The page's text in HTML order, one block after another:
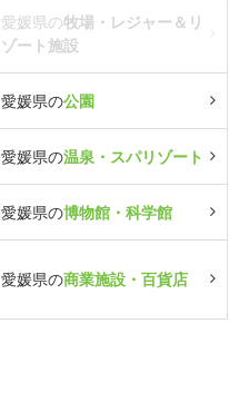
愛媛県の牧場・レジャー＆リ
ゾート施設
愛媛県の公園
愛媛県の温泉・スパリゾート
愛媛県の博物館・科学館
愛媛県の商業施設・百貨店